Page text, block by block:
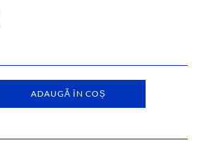
ADAUGĂ ÎN COȘ